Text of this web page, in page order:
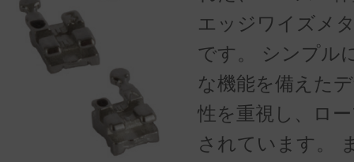
エッジワイズメ
です。 シンプル
な機能を備えた
性を重視し、ロ
されています。